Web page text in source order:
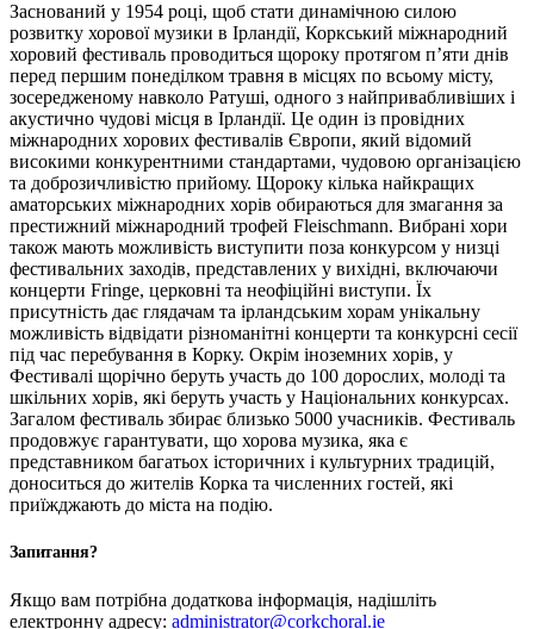
Заснований у 1954 році, щоб стати динамічною силою
розвитку хорової музики в Ірландії, Коркський міжнародний
хоровий фестиваль проводиться щороку протягом п’яти днів
перед першим понеділком травня в місцях по всьому місту,
зосередженому навколо Ратуші, одного з найпривабливіших і
акустично чудові місця в Ірландії. Це один із провідних
міжнародних хорових фестивалів Європи, який відомий
високими конкурентними стандартами, чудовою організацією
та доброзичливістю прийому. Щороку кілька найкращих
аматорських міжнародних хорів обираються для змагання за
престижний міжнародний трофей Fleischmann. Вибрані хори
також мають можливість виступити поза конкурсом у низці
фестивальних заходів, представлених у вихідні, включаючи
концерти Fringe, церковні та неофіційні виступи. Їх
присутність дає глядачам та ірландським хорам унікальну
можливість відвідати різноманітні концерти та конкурсні сесії
під час перебування в Корку. Окрім іноземних хорів, у
Фестивалі щорічно беруть участь до 100 дорослих, молоді та
шкільних хорів, які беруть участь у Національних конкурсах.
Загалом фестиваль збирає близько 5000 учасників. Фестиваль
продовжує гарантувати, що хорова музика, яка є
представником багатьох історичних і культурних традицій,
доноситься до жителів Корка та численних гостей, які
приїжджають до міста на подію.
Запитання?
Якщо вам потрібна додаткова інформація, надішліть
електронну адресу: administrator@corkchoral.ie